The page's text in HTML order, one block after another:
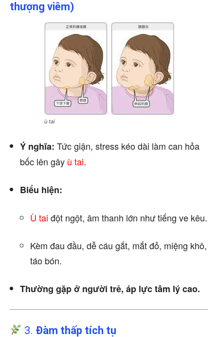
thượng viêm)
ù tai
Ý nghĩa: Tức giận, stress kéo dài làm can hỏa
bốc lên gây ù tai.
Biểu hiện:
Ù tai đột ngột, âm thanh lớn như tiếng ve kêu.
Kèm đau đầu, dễ cáu gắt, mắt đỏ, miệng khô,
táo bón.
Thường gặp ở người trẻ, áp lực tâm lý cao.
3. Đàm thấp tích tụ